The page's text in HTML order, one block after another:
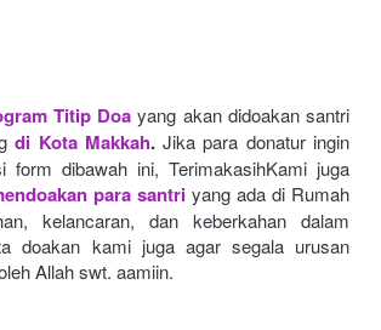
Titip Doa yang akan didoakan santri
di Kota Makkah. Jika para donatur ingin
dibawah ini, TerimakasihKami juga
para santri yang ada di Rumah
kelancaran, dan keberkahan dalam
doakan kami juga agar segala urusan
Allah swt. aamiin.